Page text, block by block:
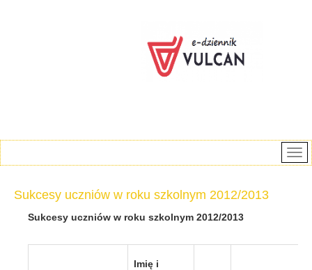
Sukcesy uczniów w roku szkolnym 2012/2013
Sukcesy uczniów w roku szkolnym 2012/2013
Imię i